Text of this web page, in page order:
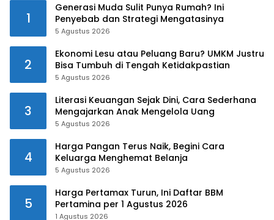
1
Generasi Muda Sulit Punya Rumah? Ini
Penyebab dan Strategi Mengatasinya
5 Agustus 2026
2
Ekonomi Lesu atau Peluang Baru? UMKM Justru
Bisa Tumbuh di Tengah Ketidakpastian
5 Agustus 2026
3
Literasi Keuangan Sejak Dini, Cara Sederhana
Mengajarkan Anak Mengelola Uang
5 Agustus 2026
4
Harga Pangan Terus Naik, Begini Cara
Keluarga Menghemat Belanja
5 Agustus 2026
5
Harga Pertamax Turun, Ini Daftar BBM
Pertamina per 1 Agustus 2026
1 Agustus 2026